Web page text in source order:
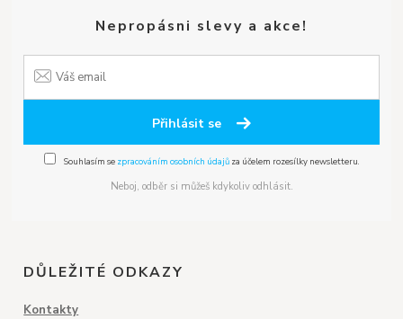
Nepropásni slevy a akce!
Přihlásit se
Souhlasím se zpracováním osobních údajůza účelem rozesílky newsletteru.
Neboj, odběr si můžeš kdykoliv odhlásit.
DŮLEŽITÉ ODKAZY
Kontakty